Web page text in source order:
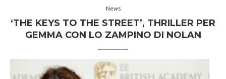
News
‘THE KEYS TO THE STREET’, THRILLER PER
GEMMA CON LO ZAMPINO DI NOLAN